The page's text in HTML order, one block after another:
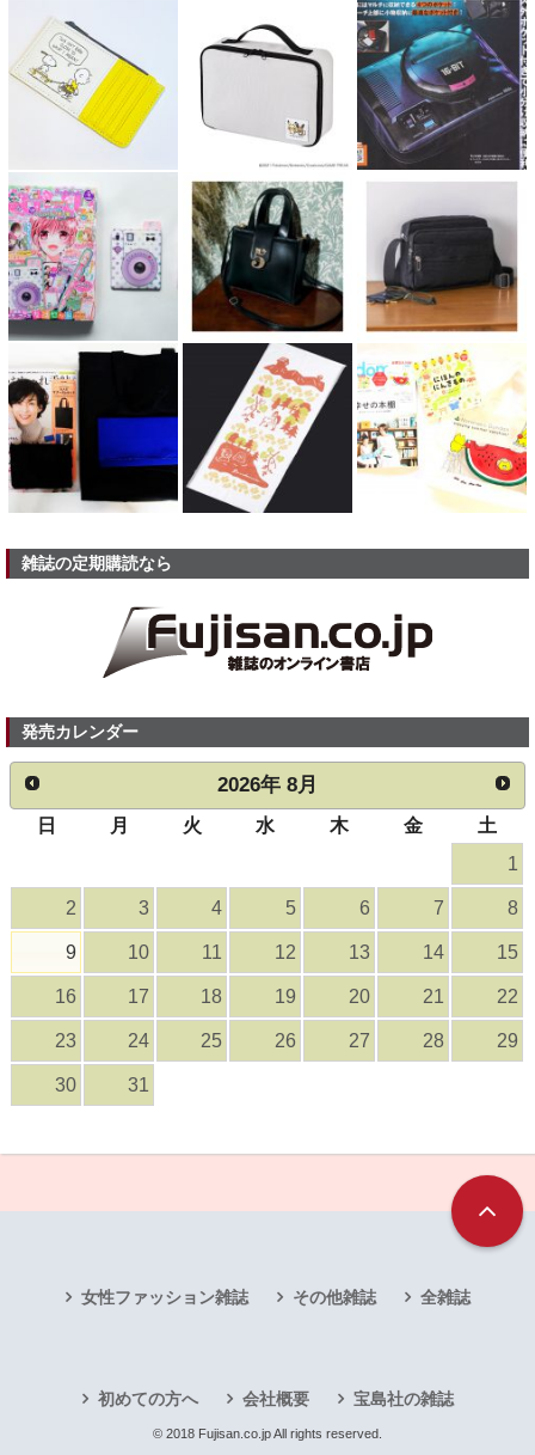
雑誌の定期購読なら
発売カレンダー
2026年 8月
日 月 火 水 木 金
土
1
2 3 4 5 6 7 8
9 10 11 12 13 14 15
16 17 18 19 20 21 22
23 24 25 26 27 28 29
30 31
女性ファッション雑誌 その他雑誌 全雑誌
初めての方へ 会社概要 宝島社の雑誌
© 2018 Fujisan.co.jp All rights reserved.